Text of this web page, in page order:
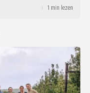
1 min lezen